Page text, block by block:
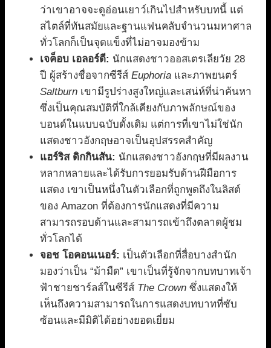
ว่าเขาอาจจะดูอ่อนเยาว์เกินไปสำหรับบทนี้ แต่
สไตล์ที่ทันสมัยและฐานแฟนคลับจำนวนมหาศาล
ทั่วโลกก็เป็นจุดแข็งที่ไม่อาจมองข้าม
เจค็อบ เอลอร์ดี: นักแสดงชาวออสเตรเลียวัย 28
ปี ผู้สร้างชื่อจากซีรีส์ Euphoria และภาพยนตร์
Saltburn เขามีรูปร่างสูงใหญ่และเสน่ห์ที่น่าค้นหา
ซึ่งเป็นคุณสมบัติที่ใกล้เคียงกับภาพลักษณ์ของ
บอนด์ในแบบฉบับดั้งเดิม แต่การที่เขาไม่ใช่นัก
แสดงชาวอังกฤษอาจเป็นอุปสรรคสำคัญ
แฮร์ริส ดิกกินสัน: นักแสดงชาวอังกฤษที่มีผลงาน
หลากหลายและได้รับการยอมรับด้านฝีมือการ
แสดง เขาเป็นหนึ่งในตัวเลือกที่ถูกพูดถึงในลิสต์
ของ Amazon ที่ต้องการนักแสดงที่มีความ
สามารถรอบด้านและสามารถเข้าถึงตลาดผู้ชม
ทั่วโลกได้
จอช โอคอนเนอร์: เป็นตัวเลือกที่สื่อบางสำนัก
มองว่าเป็น “ม้ามืด” เขาเป็นที่รู้จักจากบทบาทเจ้า
ฟ้าชายชาร์ลส์ในซีรีส์ The Crown ซึ่งแสดงให้
เห็นถึงความสามารถในการแสดงบทบาทที่ซับ
ซ้อนและมีมิติได้อย่างยอดเยี่ยม